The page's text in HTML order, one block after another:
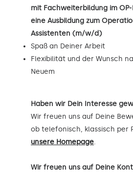
mit Fachweiterbildung im
eine Ausbildung zum
Assistenten (m/w/d)
Spaß an Deiner Arbeit
Flexibilität und der Wunsch
Neuem
Haben wir Dein Interesse
Wir freuen uns auf Deine
ob telefonisch, klassisch per
unsere Homepage.
Wir freuen uns auf Deine